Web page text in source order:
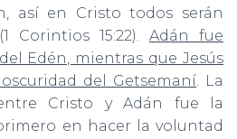
así en Cristo todos serán
Corintios 15:22). Adán fue
Edén, mientras que Jesús
del Getsemaní. La
Cristo y Adán fue la
en hacer la voluntad